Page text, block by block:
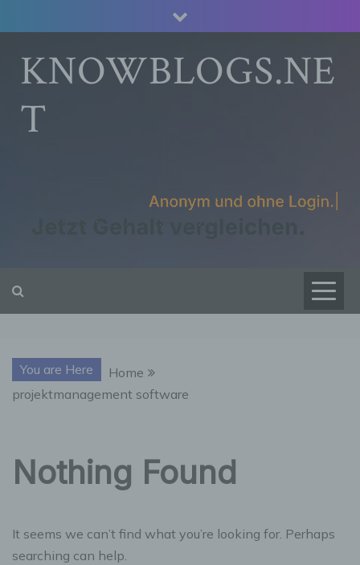
to
contentKNOWBLOGS.NE
T
You are Here
Home
projektmanagement software
Nothing Found
It seems we can’t find what you’re looking for. Perhaps
searching can help.